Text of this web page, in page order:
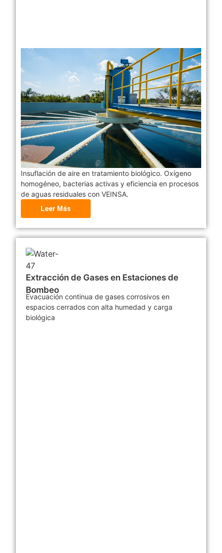
Insuflación de aire en tratamiento biológico. Oxígeno
homogéneo, bacterias activas y eficiencia en procesos
de aguas residuales con VEINSA.
Leer Más
Extracción de Gases en Estaciones de
Bombeo
Evacuación continua de gases corrosivos en
espacios cerrados con alta humedad y carga
biológica